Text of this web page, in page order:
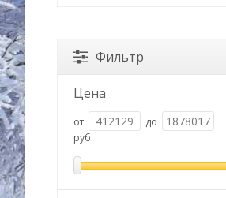
Фильтр
Цена
от
до
руб.